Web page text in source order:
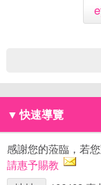
▼ 快速導覽
感謝您的蒞臨，若
請惠予賜教